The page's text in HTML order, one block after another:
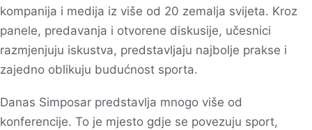
kompanija i medija iz više od 20 zemalja svijeta. Kroz
panele, predavanja i otvorene diskusije, učesnici
razmjenjuju iskustva, predstavljaju najbolje prakse i
zajedno oblikuju budućnost sporta.
Danas Simposar predstavlja mnogo više od
konferencije. To je mjesto gdje se povezuju sport,